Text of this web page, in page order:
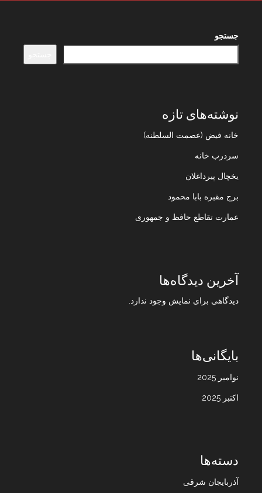
جستجو
نوشته‌های تازه
خانه فیض (عصمت السلطنه)
سردرب خانه
یخچال پیرداغلان
برج مقبره بابا محمود
عمارت تقاطع حافظ و جمهوری
آخرین دیدگاه‌ها
دیدگاهی برای نمایش وجود ندارد.
بایگانی‌ها
نوامبر 2025
اکتبر 2025
دسته‌ها
آذربایجان شرقی